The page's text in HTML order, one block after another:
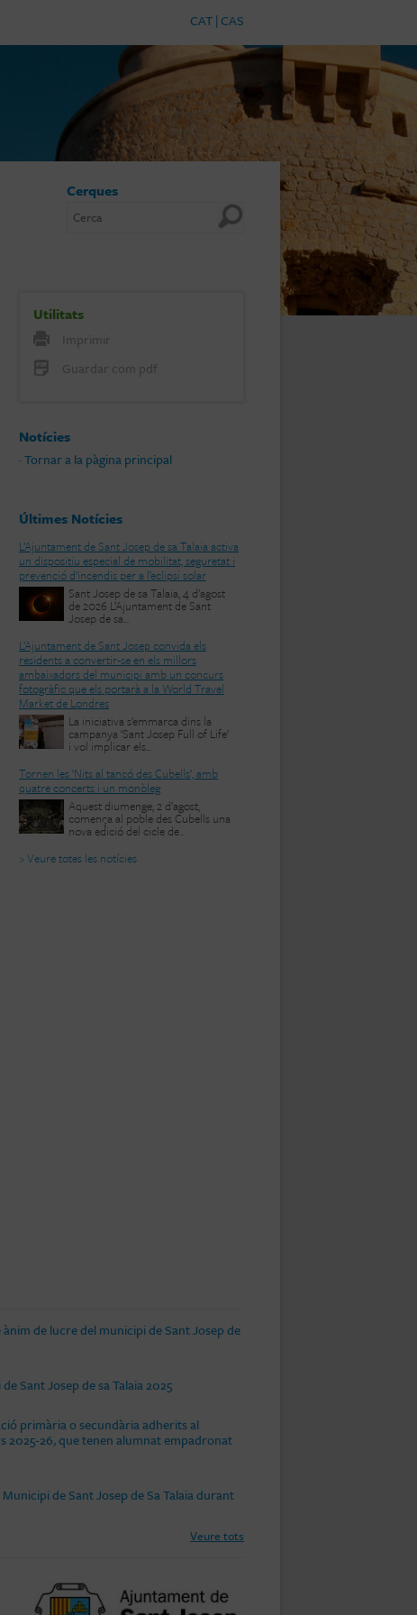
CAT| CAS
Cerques
Utilitats
Imprimir
Guardar com pdf
Notícies
· Tornar a la pàgina principal
Últimes Notícies
L’Ajuntament de Sant Josep de sa Talaia activa
un dispositiu especial de mobilitat, seguretat i
prevenció d’incendis per a l’eclipsi solar
Sant Josep de sa Talaia, 4 d’agost
de 2026 L’Ajuntament de Sant
Josep de sa...
L’Ajuntament de Sant Josep convida els
residents a convertir-se en els millors
ambaixadors del municipi amb un concurs
fotogràfic que els portarà a la World Travel
Market de Londres
La iniciativa s’emmarca dins la
campanya ‘Sant Josep Full of Life’
i vol implicar els...
Tornen les ‘Nits al tancó des Cubells’, amb
quatre concerts i un monòleg
Aquest diumenge, 2 d’agost,
comença al poble des Cubells una
nova edició del cicle de...
> Veure totes les notícies
de lucre del municipi de Sant Josep de
Sant Josep de sa Talaia 2025
primària o secundària adherits al
2025-26, que tenen alumnat empadronat
de Sant Josep de Sa Talaia durant
Veure tots